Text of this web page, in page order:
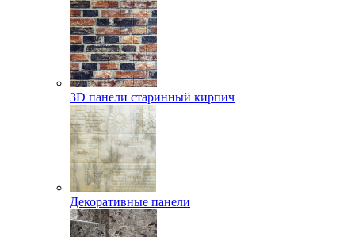
3D панели старинный кирпич
Декоративные панели